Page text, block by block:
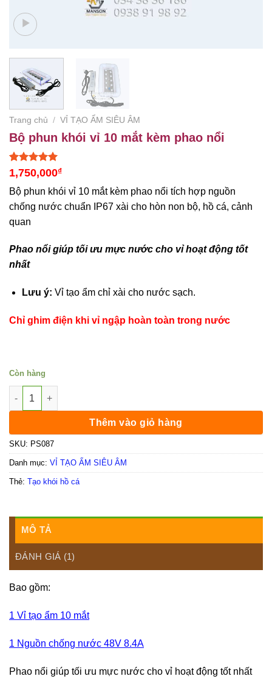
Trang chủ / VỈ TẠO ẨM SIÊU ÂM
Bộ phun khói vỉ 10 mắt kèm phao nổi
5.00trên 5
dựa trên
1
đánh giá
1,750,000₫
Bộ phun khói vỉ 10 mắt kèm phao nổi tích hợp nguồn
chống nước chuẩn IP67 xài cho hòn non bộ, hồ cá, cảnh
quan
Phao nổi giúp tối ưu mực nước cho vỉ hoạt động tốt
nhất
Lưu ý: Vỉ tạo ẩm chỉ xài cho nước sạch.
Chỉ ghim điện khi vỉ ngập hoàn toàn trong nước
Còn hàng
Bộ phun khói vỉ 10 mắt kèm phao nổi số lượng
Thêm vào giỏ hàng
SKU: PS087
Danh mục: VỈ TẠO ẨM SIÊU ÂM
Thẻ: Tạo khói hồ cá
MÔ TẢ
ĐÁNH GIÁ (1)
Bao gồm:
1 Vỉ tạo ẩm 10 mắt
1 Nguồn chống nước 48V 8.4A
Phao nổi giúp tối ưu mực nước cho vỉ hoạt động tốt nhất